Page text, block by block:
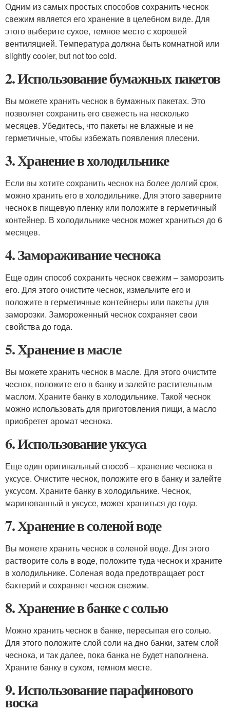
Одним из самых простых способов сохранить чеснок
свежим является его хранение в целебном виде. Для
этого выберите сухое, темное место с хорошей
вентиляцией. Температура должна быть комнатной или
slightly cooler, but not too cold.
2. Использование бумажных пакетов
Вы можете хранить чеснок в бумажных пакетах. Это
позволяет сохранить его свежесть на несколько
месяцев. Убедитесь, что пакеты не влажные и не
герметичные, чтобы избежать появления плесени.
3. Хранение в холодильнике
Если вы хотите сохранить чеснок на более долгий срок,
можно хранить его в холодильнике. Для этого заверните
чеснок в пищевую пленку или положите в герметичный
контейнер. В холодильнике чеснок может храниться до 6
месяцев.
4. Замораживание чеснока
Еще один способ сохранить чеснок свежим – заморозить
его. Для этого очистите чеснок, измельчите его и
положите в герметичные контейнеры или пакеты для
заморозки. Замороженный чеснок сохраняет свои
свойства до года.
5. Хранение в масле
Вы можете хранить чеснок в масле. Для этого очистите
чеснок, положите его в банку и залейте растительным
маслом. Храните банку в холодильнике. Такой чеснок
можно использовать для приготовления пищи, а масло
приобретет аромат чеснока.
6. Использование уксуса
Еще один оригинальный способ – хранение чеснока в
уксусе. Очистите чеснок, положите его в банку и залейте
уксусом. Храните банку в холодильнике. Чеснок,
маринованный в уксусе, может храниться до года.
7. Хранение в соленой воде
Вы можете хранить чеснок в соленой воде. Для этого
растворите соль в воде, положите туда чеснок и храните
в холодильнике. Соленая вода предотвращает рост
бактерий и сохраняет чеснок свежим.
8. Хранение в банке с солью
Можно хранить чеснок в банке, пересыпая его солью.
Для этого положите слой соли на дно банки, затем слой
чеснока, и так далее, пока банка не будет наполнена.
Храните банку в сухом, темном месте.
9. Использование парафинового
воска